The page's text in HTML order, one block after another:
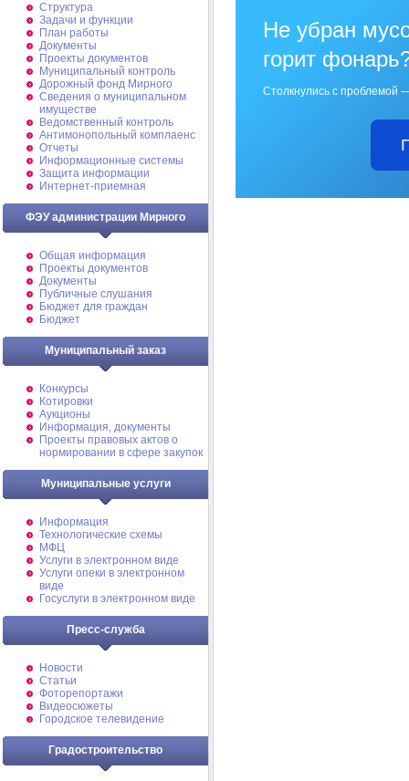
Структура
Задачи и функции
План работы
Документы
Проекты документов
Муниципальный контроль
Дорожный фонд Мирного
Cведения о муниципальном
имуществе
Ведомственный контроль
Антимонопольный комплаенс
Отчеты
Информационные системы
Защита информации
Интернет-приемная
ФЭУ администрации Мирного
Общая информация
Проекты документов
Документы
Публичные слушания
Бюджет для граждан
Бюджет
Муниципальный заказ
Конкурсы
Котировки
Аукционы
Информация, документы
Проекты правовых актов о
нормировании в сфере закупок
Муниципальные услуги
Информация
Технологические схемы
МФЦ
Услуги в электронном виде
Услуги опеки в электронном
виде
Госуслуги в электронном виде
Пресс-служба
Новости
Статьи
Фоторепортажи
Видеосюжеты
Городское телевидение
Градостроительство
Не убран
горит
Столкнулись с проблемой